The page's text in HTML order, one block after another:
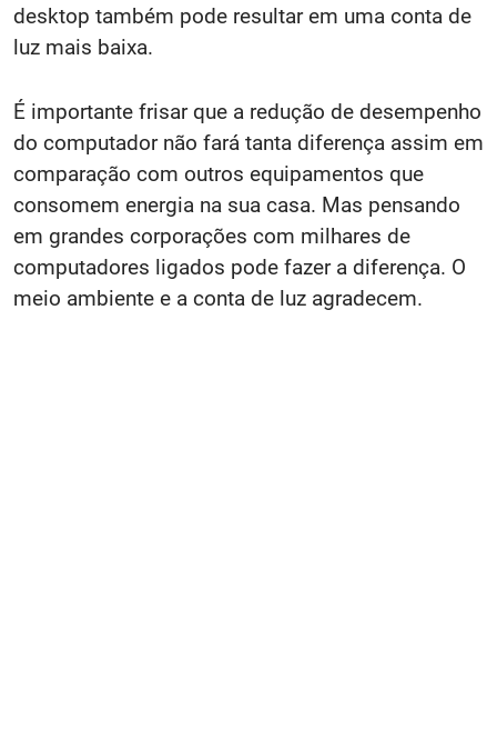
desktop também pode resultar em uma conta de
luz mais baixa.
É importante frisar que a redução de desempenho
do computador não fará tanta diferença assim em
comparação com outros equipamentos que
consomem energia na sua casa. Mas pensando
em grandes corporações com milhares de
computadores ligados pode fazer a diferença. O
meio ambiente e a conta de luz agradecem.